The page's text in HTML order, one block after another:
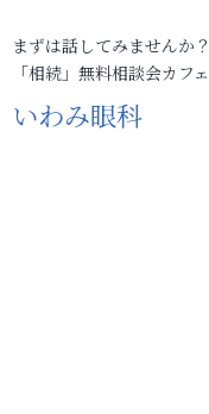
まずは話してみませんか？
「相続」無料相談会カフェ
いわみ眼科